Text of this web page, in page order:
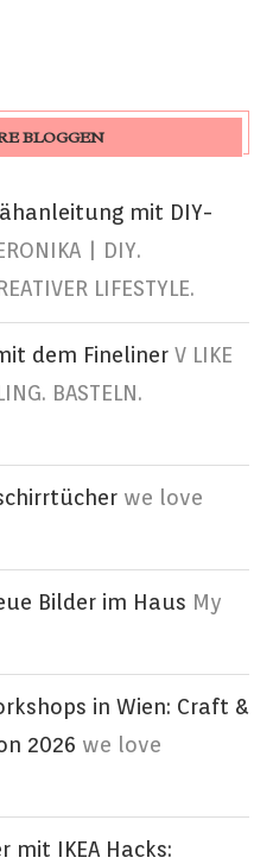
BLOGGEN
mit DIY-
| DIY.
LIFESTYLE.
dem Fineliner V LIKE
BASTELN.
we love
Bilder im Haus My
in Wien: Craft &
2026 we love
mit IKEA Hacks: